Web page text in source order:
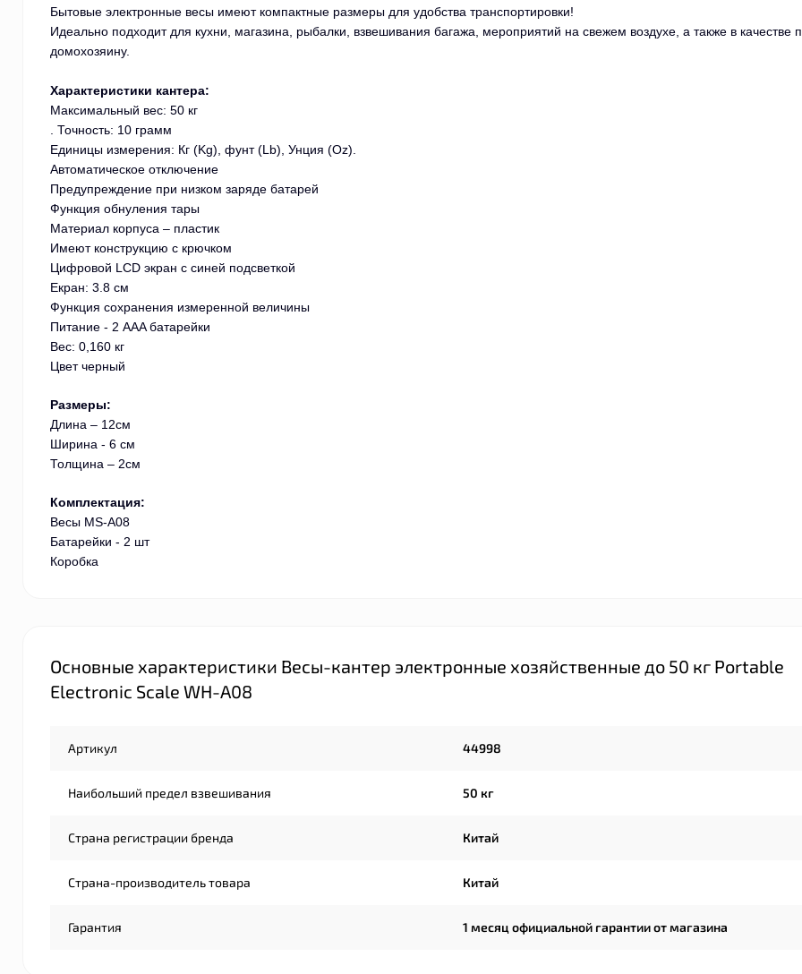
Бытовые электронные весы имеют компактные размеры для удобства транспортировки!
Идеально подходит для кухни, магазина, рыбалки, взвешивания багажа, мероприятий на свежем воздухе, а также в качестве
домохозяину.
Характеристики кантера:
Максимальный вес: 50 кг
. Точность: 10 грамм
Единицы измерения: Кг (Kg), фунт (Lb), Унция (Oz).
Автоматическое отключение
Предупреждение при низком заряде батарей
Функция обнуления тары
Материал корпуса – пластик
Имеют конструкцию с крючком
Цифровой LCD экран с синей подсветкой
Екран: 3.8 см
Функция сохранения измеренной величины
Питание - 2 AAA батарейки
Вес: 0,160 кг
Цвет черный
Размеры:
Длина – 12см
Ширина - 6 см
Толщина – 2см
Комплектация:
Весы MS-A08
Батарейки - 2 шт
Коробка
Основные характеристики Весы-кантер электронные хозяйственные до 50 кг Portable
Electronic Scale WH-A08
Артикул 44998
Наибольший предел взвешивания 50 кг
Страна регистрации бренда Китай
Страна-производитель товара Китай
Гарантия 1 месяц официальной гарантии от магазина